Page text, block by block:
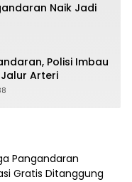
Naik Jadi
Polisi Imbau
Arteri
Pangandaran
Gratis Ditanggung